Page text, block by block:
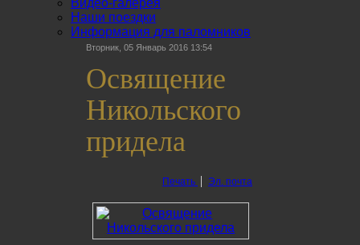
Видео-галерея
Наши поездки
Информация для паломников
Вторник, 05 Январь 2016 13:54
Освящение
Никольского
придела
Печать Эл. почта